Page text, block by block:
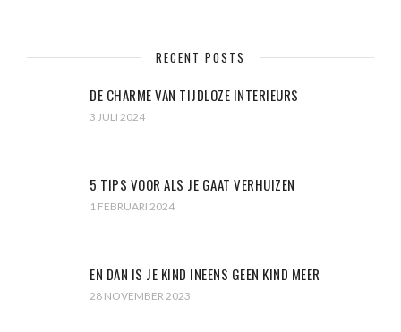
RECENT POSTS
DE CHARME VAN TIJDLOZE INTERIEURS
3 JULI 2024
5 TIPS VOOR ALS JE GAAT VERHUIZEN
1 FEBRUARI 2024
EN DAN IS JE KIND INEENS GEEN KIND MEER
28 NOVEMBER 2023